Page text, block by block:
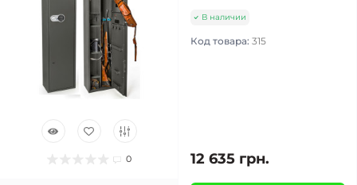
0
В наличии
Код товара: 315
12 635 грн.